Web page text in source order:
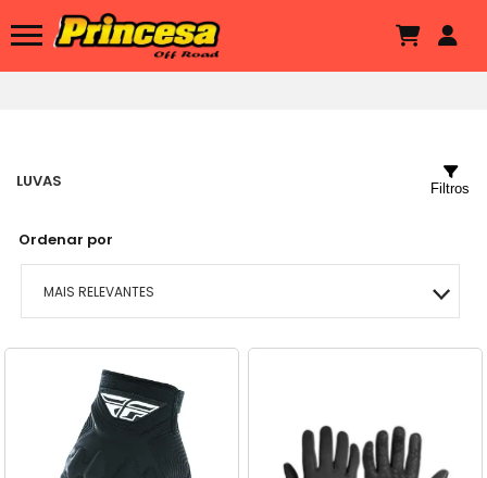
LUVAS
Ordenar por
MAIS RELEVANTES
MAIS VENDIDOS
MENOR PREÇO
MAIOR PREÇO
Filtros